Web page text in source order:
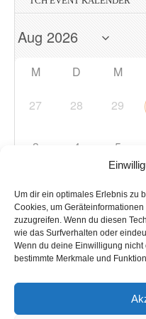
Um dir ein optimales Erlebnis zu
Cookies, um
zuzugreifen. Wenn du diesen
wie das Surfverhalten oder
Wenn du deine Einwilligung
bestimmte Merkmale und
M D M
27 28 29
3 4 5
10 11 12
17 18 19
31 1 2